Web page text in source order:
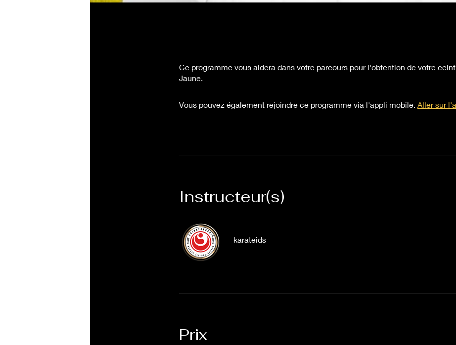
Ce programme vous aidera dans votre parcours pour l'obtention de votre
Jaune.
Vous pouvez également rejoindre ce programme via l'appli mobile. Aller sur
Instructeur(s)
karateids
Prix